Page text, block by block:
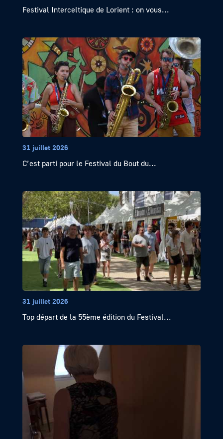
Festival Interceltique de Lorient : on vous...
31 juillet 2026
C’est parti pour le Festival du Bout du...
31 juillet 2026
Top départ de la 55ème édition du Festival...